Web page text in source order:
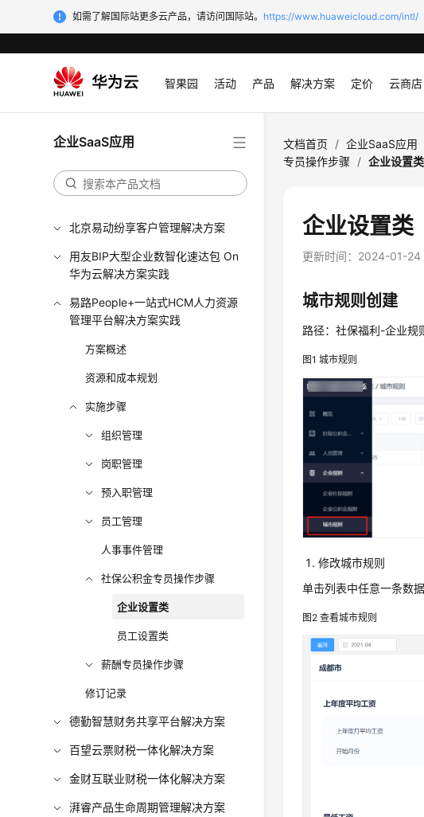
如需了解国际站更多云产品，请访问国际站。 https://www.huaweicloud.com/intl/
智果园 活动 产品 解决方案 定价 云商店
企业SaaS应用
北京易动纷享客户管理解决方案
用友BIP大型企业数智化速达包 On
华为云解决方案实践
易路People+一站式HCM人力资源
管理平台解决方案实践
方案概述
资源和成本规划
实施步骤
组织管理
岗职管理
预入职管理
员工管理
人事事件管理
社保公积金专员操作步骤
企业设置类
员工设置类
薪酬专员操作步骤
修订记录
德勤智慧财务共享平台解决方案
百望云票财税一体化解决方案
金财互联业财税一体化解决方案
湃睿产品生命周期管理解决方案
文档首页 / 企业SaaS应用
专员操作步骤
/ 企业设置类
企业设置类
更新时间： 2024-01-24
城市规则创建
路径：社保福利-企业规
图1城市规则
修改城市规则
单击列表中任意一条数
图2查看城市规则